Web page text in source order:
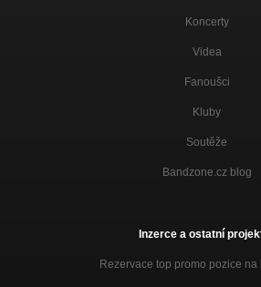
Koncerty
Videa
Fanoušci
Kluby
Soutěže
Bandzone.cz blog
Inzerce a ostatní
Rezervace top promo pozice na